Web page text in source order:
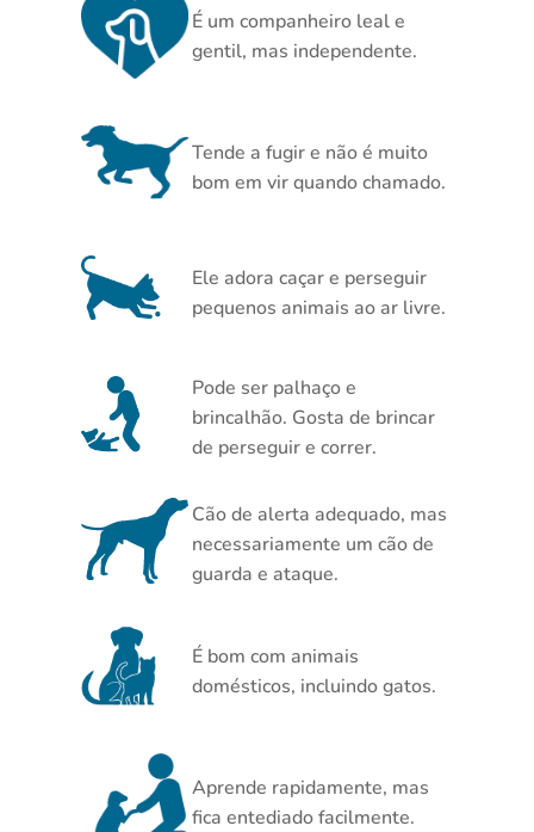
É um companheiro leal e
gentil, mas independente.
Tende a fugir e não é muito
bom em vir quando chamado.
Ele adora caçar e perseguir
pequenos animais ao ar livre.
Pode ser palhaço e
brincalhão. Gosta de brincar
de perseguir e correr.
Cão de alerta adequado, mas
necessariamente um cão de
guarda e ataque.
É bom com animais
domésticos, incluindo gatos.
Aprende rapidamente, mas
fica entediado facilmente.